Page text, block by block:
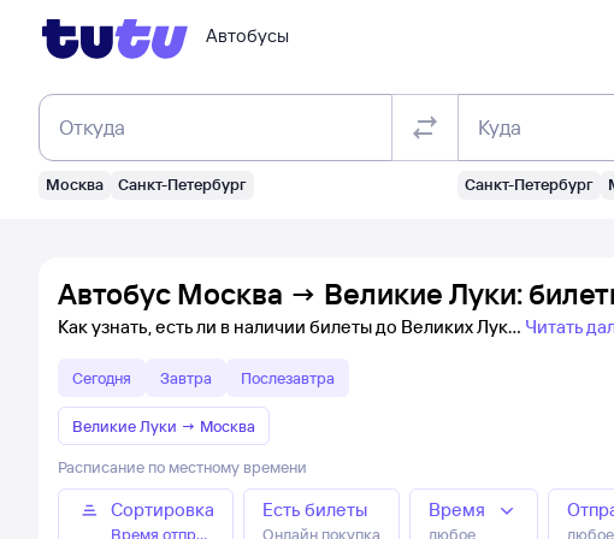
Автобусы
Откуда
Москва Санкт-Петербург
Куда
Санкт-Петербург
Автобус Москва → Великие Луки:
Как узнать, есть ли в наличии билеты до Великих Лук Читать
Сегодня Завтра Послезавтра
Великие Луки → Москва
Расписание по местному времени
Сортировка
Время отправления
Есть билеты
Онлайн покупка
Время
любое любое